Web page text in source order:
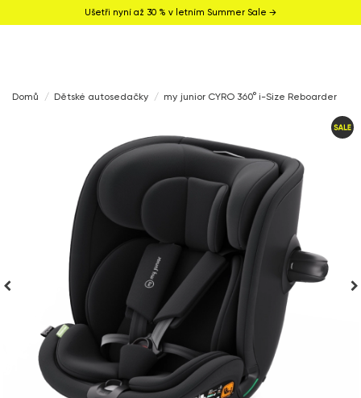
Ušetři nyní až 30 % v letním Summer Sale →
Domů Dětské autosedačky my junior CYRO 360° i-Size Reboarder